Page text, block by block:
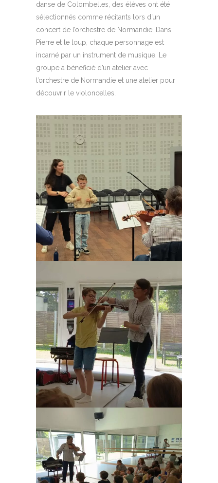
danse de Colombelles , des élèves ont été
sélectionnés comme récitants lors d’un
concert de l’orchestre de Normandie . Dans
Pierre et le loup , chaque personnage est
incarné par un instrument de musique. Le
groupe a bénéficié d’un atelier avec
l’orchestre de Normandie et une atelier pour
découvrir le violoncelles.